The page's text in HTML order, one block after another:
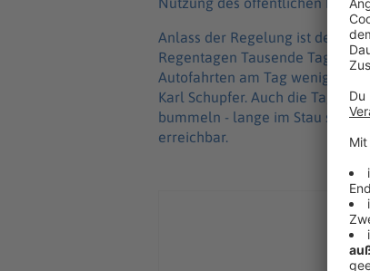
Anlass der Regelung ist der
Regentagen Tausende
Autofahrten am Tag weniger
Karl Schupfer. Auch die
bummeln - lange im Stau
erreichbar.